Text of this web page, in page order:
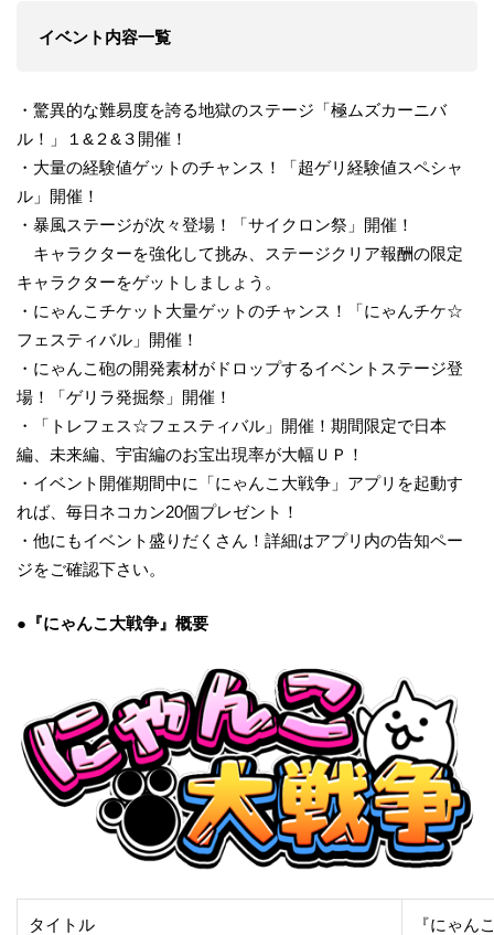
イベント内容一覧
・驚異的な難易度を誇る地獄のステージ「極ムズカーニバ
ル！」１&２&３開催！
・大量の経験値ゲットのチャンス！「超ゲリ経験値スペシャ
ル」開催！
・暴風ステージが次々登場！「サイクロン祭」開催！
キャラクターを強化して挑み、ステージクリア報酬の限定
キャラクターをゲットしましょう。
・にゃんこチケット大量ゲットのチャンス！「にゃんチケ☆
フェスティバル」開催！
・にゃんこ砲の開発素材がドロップするイベントステージ登
場！「ゲリラ発掘祭」開催！
・「トレフェス☆フェスティバル」開催！期間限定で日本
編、未来編、宇宙編のお宝出現率が大幅ＵＰ！
・イベント開催期間中に「にゃんこ大戦争」アプリを起動す
れば、毎日ネコカン20個プレゼント！
・他にもイベント盛りだくさん！詳細はアプリ内の告知ペー
ジをご確認下さい。
●『にゃんこ大戦争』概要
タイトル 『にゃん